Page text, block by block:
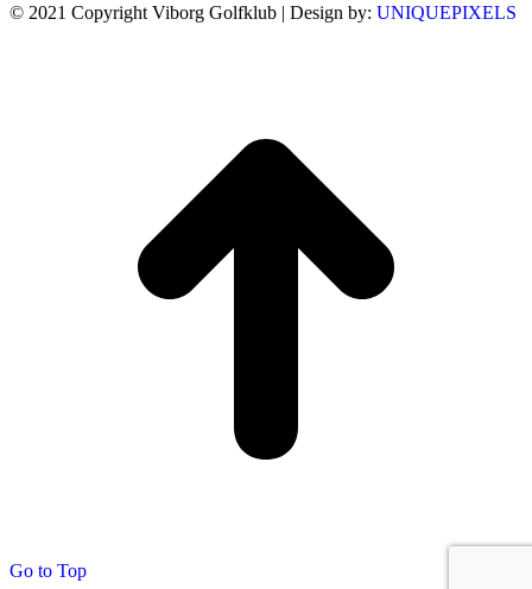
© 2021 Copyright Viborg Golfklub | Design by: UNIQUEPIXELS
Go to Top